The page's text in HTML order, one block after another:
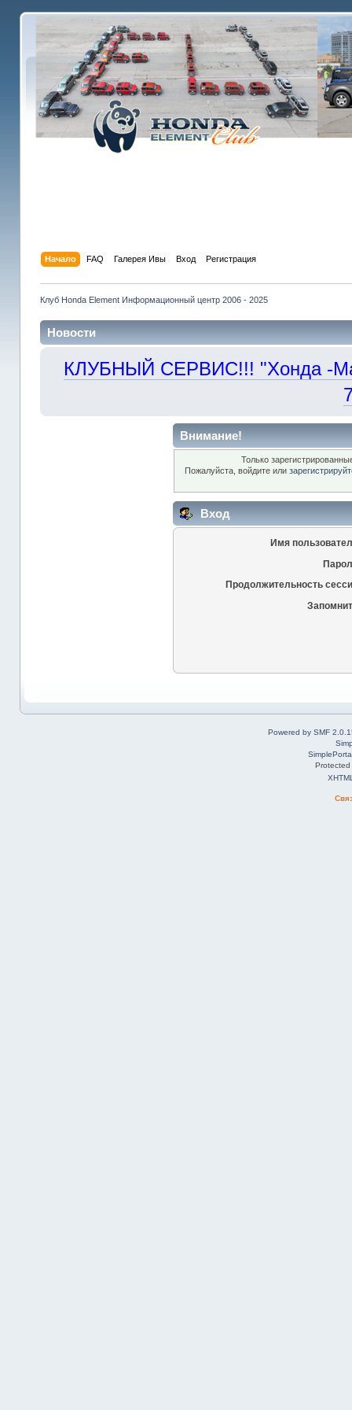
Начало FAQ Галерея Ивы Вход Регистрация
Клуб Honda Element Информационный центр 2006 - 2025
Новости
КЛУБНЫЙ СЕРВИС!!! "Хонда -
Внимание!
Только
Пожалуйста, войдите или
Вход
Имя
Продолжительность
Powered by SMF